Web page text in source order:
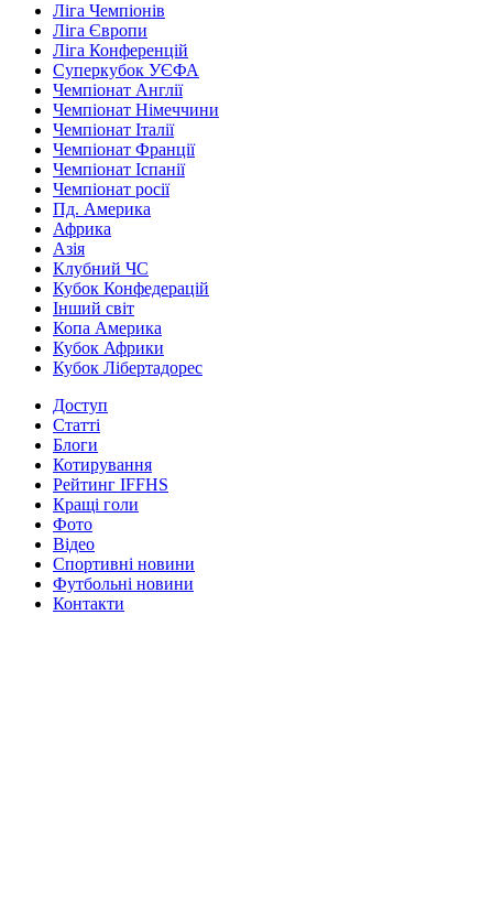
Ліга Чемпіонів
Ліга Європи
Ліга Конференцій
Суперкубок УЄФА
Чемпіонат Англії
Чемпіонат Німеччини
Чемпіонат Італії
Чемпіонат Франції
Чемпіонат Іспанії
Чемпіонат росії
Пд. Америка
Африка
Азія
Клубний ЧС
Кубок Конфедерацій
Інший світ
Копа Америка
Кубок Африки
Кубок Лібертадорес
Доступ
Статті
Блоги
Котирування
Рейтинг IFFHS
Кращі голи
Фото
Відео
Спортивні новини
Футбольні новини
Контакти